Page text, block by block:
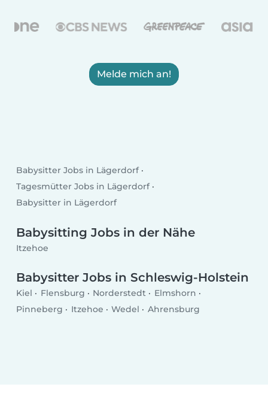
Melde mich an!
Babysitter Jobs in Lägerdorf
Tagesmütter Jobs in Lägerdorf
Babysitter in Lägerdorf
Babysitting Jobs in der Nähe
Itzehoe
Babysitter Jobs in Schleswig-Holstein
Kiel Flensburg Norderstedt
Elmshorn
Pinneberg
Itzehoe Wedel Ahrensburg